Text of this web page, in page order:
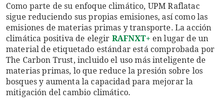
Como parte de su enfoque climático, UPM Raflatac
sigue reduciendo sus propias emisiones, así como las
emisiones de materias primas y transporte. La acción
climática positiva de elegir RAFNXT+ en lugar de un
material de etiquetado estándar está comprobada por
The Carbon Trust, incluido el uso más inteligente de
materias primas, lo que reduce la presión sobre los
bosques y aumenta la capacidad para mejorar la
mitigación del cambio climático.